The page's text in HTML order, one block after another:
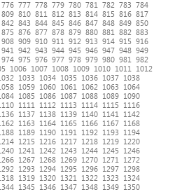
776 777 778 779 780 781 782 783 784
809 810 811 812 813 814 815 816 817
842 843 844 845 846 847 848 849 850
875 876 877 878 879 880 881 882 883
908 909 910 911 912 913 914 915 916
941 942 943 944 945 946 947 948 949
974 975 976 977 978 979 980 981
982
1006 1007 1008 1009 1010 1011
1012
1033 1034 1035 1036 1037 1038
1059 1060 1061 1062 1063
1064
1085 1086 1087 1088 1089 1090
1111 1112 1113 1114 1115
1116
1137 1138 1139 1140 1141
1142
1163 1164 1165 1166 1167 1168
1189 1190 1191 1192 1193
1194
1215 1216 1217 1218 1219 1220
1241 1242 1243 1244 1245
1246
1267 1268 1269 1270 1271
1272
1293 1294 1295 1296 1297 1298
1319 1320 1321 1322 1323
1324
1345 1346 1347 1348 1349 1350